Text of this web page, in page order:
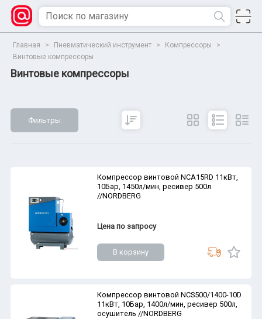
Главная > Пневматический инструмент > Компрессоры
>
Винтовые компрессоры
Винтовые компрессоры
Фильтры
Компрессор винтовой NCA15RD 11кВт,
10Бар, 1450л/мин, ресивер 500л
//NORDBERG
Цена по запросу
В корзину
Компрессор винтовой NCS500/1400-10D
11кВт, 10Бар, 1400л/мин, ресивер 500л,
осушитель //NORDBERG